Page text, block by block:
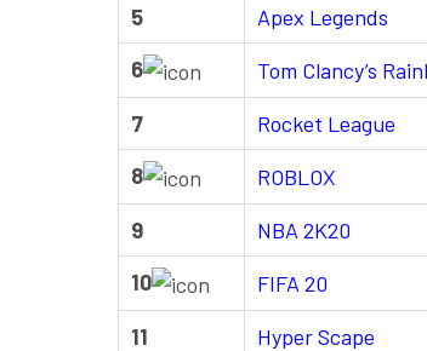
5
Apex Legends
6
Tom Clancy’s
7
Rocket League
8
ROBLOX
9
NBA 2K20
10
FIFA 20
11
Hyper Scape